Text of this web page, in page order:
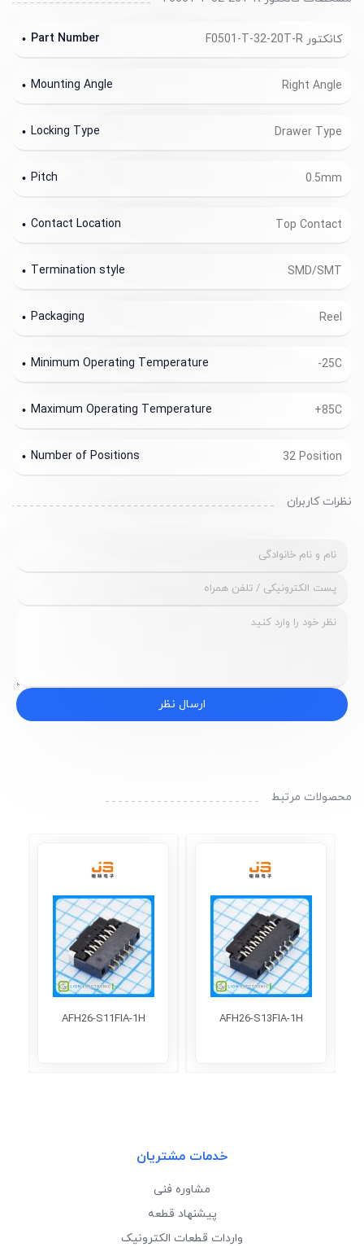
کانکتور F0501-T-32-20T-R Part Number
Right Angle
Mounting Angle
Drawer Type
Locking Type
0.5mm
Pitch
Top Contact
Contact Location
SMD/SMT
Termination style
Reel
Packaging
-25C
Minimum Operating Temperature
+85C
Maximum Operating Temperature
32 Position
Number of Positions
نظرات کاربران
ارسال نظر
محصولات مرتبط
AFH26-S13FIA-1H
AFH26-S11FIA-1H
خدمات مشتریان
مشاوره فنی
پیشنهاد قطعه
واردات قطعات الکترونیک